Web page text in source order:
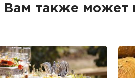
Вам также может